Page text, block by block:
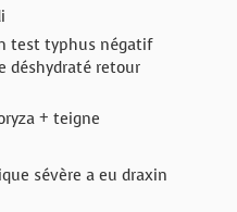
test typhus négatif
déshydraté retour
+ teigne
sévère a eu draxin